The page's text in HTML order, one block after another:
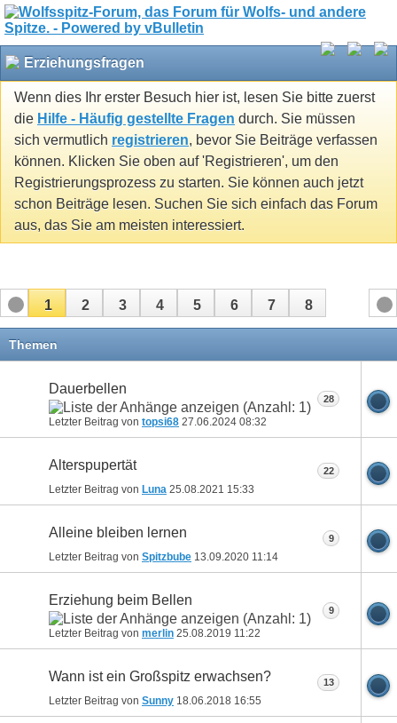
Erziehungsfragen
Wenn dies Ihr erster Besuch hier ist, lesen Sie bitte zuerst
die Hilfe - Häufig gestellte Fragen durch. Sie müssen
sich vermutlich registrieren, bevor Sie Beiträge verfassen
können. Klicken Sie oben auf 'Registrieren', um den
Registrierungsprozess zu starten. Sie können auch jetzt
schon Beiträge lesen. Suchen Sie sich einfach das Forum
aus, das Sie am meisten interessiert.
1 2 3 4 5 6 7 8
Themen
Dauerbellen
Letzter Beitrag von topsi68 27.06.2024 08:32
28
Alterspupertät
Letzter Beitrag von Luna 25.08.2021 15:33
22
Alleine bleiben lernen
Letzter Beitrag von Spitzbube 13.09.2020 11:14
9
Erziehung beim Bellen
Letzter Beitrag von merlin 25.08.2019 11:22
9
Wann ist ein Großspitz erwachsen?
Letzter Beitrag von Sunny 18.06.2018 16:55
13